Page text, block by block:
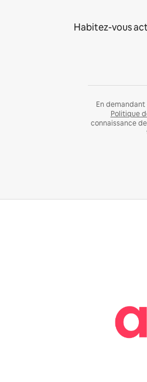
Habitez-vous
En
Politique
connaissance